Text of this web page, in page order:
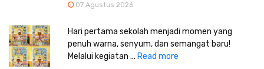
07 Agustus 2026
Hari pertama sekolah menjadi momen yang
penuh warna, senyum, dan semangat baru!
Melalui kegiatan ... Read more